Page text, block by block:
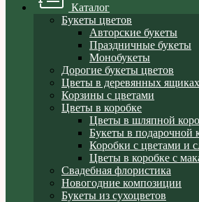
Каталог
Букеты цветов
Авторские букеты
Праздничные букеты
Монобукеты
Дорогие букеты цветов
Цветы в деревянных ящиках
Корзины с цветами
Цветы в коробке
Цветы в шляпной
Букеты в подарочной
Коробки с цветами и
Цветы в коробке с
Свадебная флористика
Новогодние композиции
Букеты из сухоцветов